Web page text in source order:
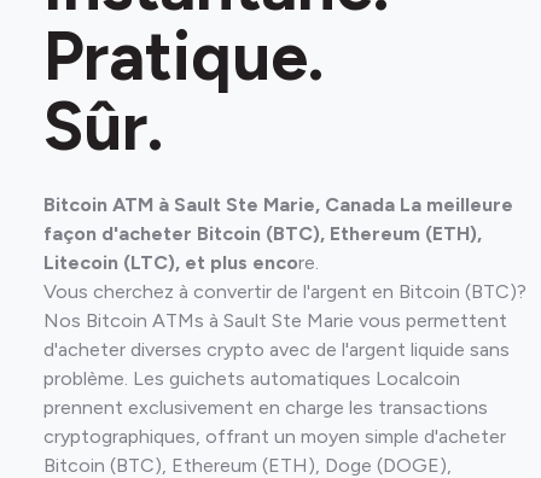
Pratique.
Sûr.
Bitcoin ATM à Sault Ste Marie, Canada La meilleure
façon d'acheter Bitcoin (BTC), Ethereum (ETH),
Litecoin (LTC), et plus encore.
Vous cherchez à convertir de l'argent en Bitcoin (BTC)?
Nos Bitcoin ATMs à Sault Ste Marie vous permettent
d'acheter diverses crypto avec de l'argent liquide sans
problème. Les guichets automatiques Localcoin
prennent exclusivement en charge les transactions
cryptographiques, offrant un moyen simple d'acheter
Bitcoin (BTC), Ethereum (ETH), Doge (DOGE),